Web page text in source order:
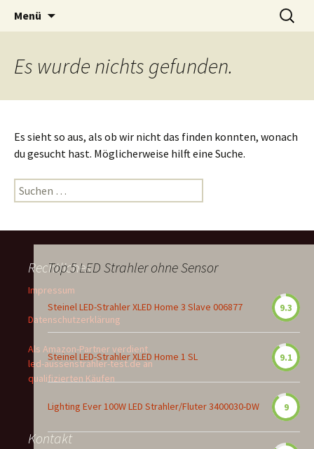
Menü
Suchen
nach:
Es wurde nichts gefunden.
Es sieht so aus, als ob wir nicht das finden konnten, wonach
du gesucht hast. Möglicherweise hilft eine Suche.
Suchen
nach:
Top 5 LED Strahler ohne Sensor
Steinel LED-Strahler XLED Home 3 Slave 006877 9.3
Steinel LED-Strahler XLED Home 1 SL 9.1
Lighting Ever 100W LED Strahler/Fluter 3400030-DW 9
Rechtliches
Impressum
Datenschutzerklärung
Als Amazon-Partner verdient
led-aussenstrahler-test.de an
qualifizierten Käufen
Kontakt